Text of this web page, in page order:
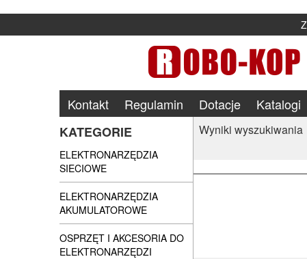
Kontakt Regulamin Dotacje Katalogi
KATEGORIE
ELEKTRONARZĘDZIA
SIECIOWE
ELEKTRONARZĘDZIA
AKUMULATOROWE
OSPRZĘT I AKCESORIA DO
ELEKTRONARZĘDZI
Wyniki wyszukiwania